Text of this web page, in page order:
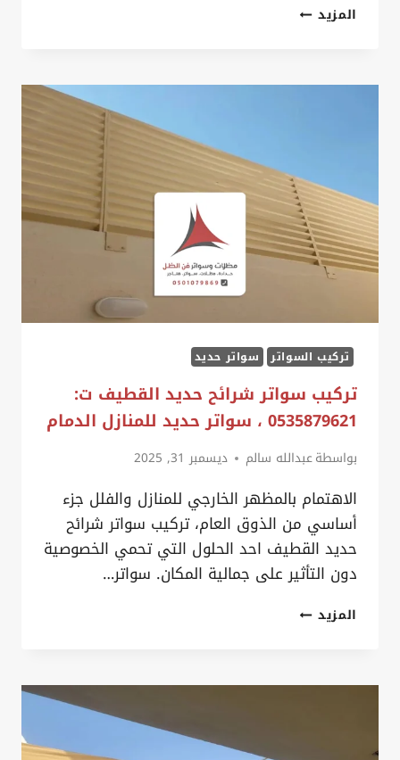
المزيدتركيب
الجيران
0535879621
سواتر
فاصل
بين
الجيران
تركيب السواتر سواتر حديد
تركيب سواتر شرائح حديد القطيف ت:
0535879621 ، سواتر حديد للمنازل الدمام
بواسطةعبدالله سالم ديسمبر 31, 2025
الاهتمام بالمظهر الخارجي للمنازل والفلل جزء
أساسي من الذوق العام، تركيب سواتر شرائح
حديد القطيف احد الحلول التي تحمي الخصوصية
دون التأثير على جمالية المكان. سواتر…
المزيدتركيب
حديد